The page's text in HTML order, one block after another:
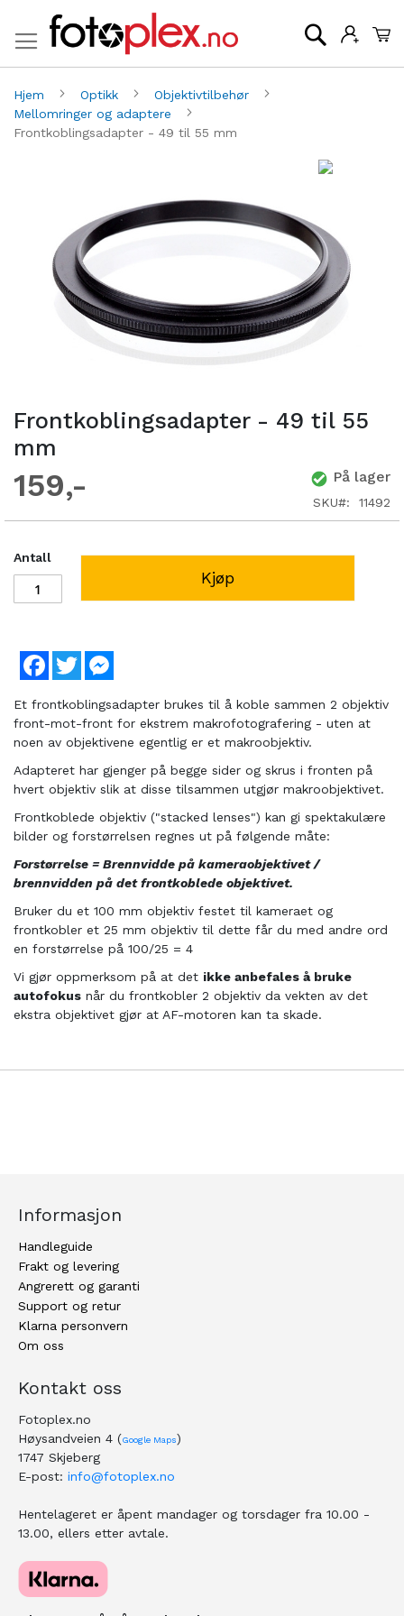
Søk
Hjem Optikk
Objektivtilbehør
Mellomringer og adaptere
Frontkoblingsadapter - 49 til 55 mm
Frontkoblingsadapter - 49 til 55
mm
159 På lager
SKU 11492
Antall
Kjøp
Facebook
Twitter
bildegalleri
Et frontkoblingsadapter brukes til å koble sammen 2 objektiv
front-mot-front for ekstrem makrofotografering - uten at
noen av objektivene egentlig er et makroobjektiv.
Adapteret har gjenger på begge sider og skrus i fronten på
hvert objektiv slik at disse tilsammen utgjør makroobjektivet.
Frontkoblede objektiv ("stacked lenses") kan gi spektakulære
bilder og forstørrelsen regnes ut på følgende måte:
Forstørrelse = Brennvidde på kameraobjektivet /
brennvidden på det frontkoblede objektivet.
Bruker du et 100 mm objektiv festet til kameraet og
frontkobler et 25 mm objektiv til dette får du med andre ord
en forstørrelse på 100/25 = 4
Vi gjør oppmerksom på at det ikke anbefales å bruke
autofokus når du frontkobler 2 objektiv da vekten av det
ekstra objektivet gjør at AF-motoren kan ta skade.
Informasjon
Handleguide
Frakt og levering
Angrerett og garanti
Support og retur
Klarna personvern
Om oss
Kontakt oss
Fotoplex.no
Høysandveien 4 (Google Maps)
1747 Skjeberg
E-post: info@fotoplex.no
Hentelageret er åpent mandager og torsdager fra 10.00 -
13.00, ellers etter avtale.